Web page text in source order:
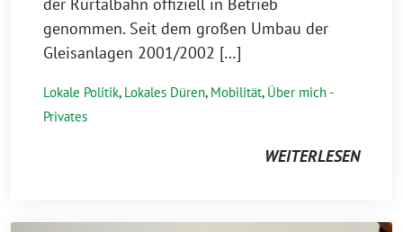
genommen. Seit dem großen Umbau der
Gleisanlagen 2001/2002 […]
Lokale Politik, Lokales Düren, Mobilität, Über mich -
Privates
WEITERLESEN